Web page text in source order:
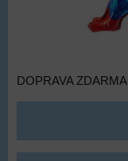
DOPRAVA ZDARMA